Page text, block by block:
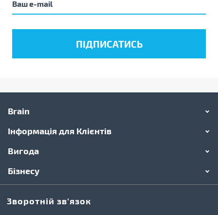
Brain
Інформація для Клієнтів
Вигода
Бізнесу
Зворотній зв'язок